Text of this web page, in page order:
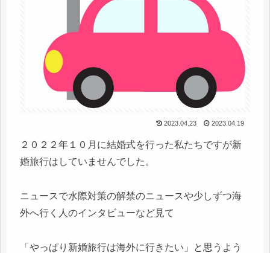
2023.04.23 2023.04.19
２０２２年１０月に結婚式を行った私たちですが新
婚旅行はしていませんでした。
ニュースで水際対策の解禁のニュースや少しずつ海
外へ行く人のインタビューなど見て
「やっぱり新婚旅行は海外に行きたい」と思うよう